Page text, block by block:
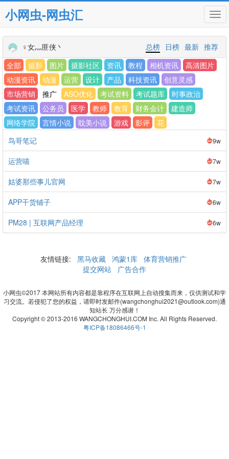
小网虫-网虫汇
♀女灬匪侠丶 推荐
最新
日榜
总榜
全部
摄影 图片 摄影社区 资讯 教程 相机资讯
高清图片
动漫资讯
动漫 运营 设计 产品 科技资讯
创意灵感
市场营销
推广 ASO优化 考试资料 考试题库
时事政治
考试资讯
公务员 医学 教师 教育 财务会计
建造师
网络学院
言情小说 耽美小说 游戏 影评
花
鸟哥笔记
9w
运营喵 7w
姑婆那些事儿官网 7w
APP干货铺子 6w
PM28 | 互联网产品经理 6w
友情链接: 黑马收藏 鸿蒙1库 体育营销推广
提交网站
广告合作
小网虫©2017 本网站所有内容都是靠程序在互联网上自动搜集而来，仅供测试和学
习交流。若侵犯了您的权益，请即时发邮件(wangchonghui2021@outlook.com)通
知站长 万分感谢！
Copyright © 2013-2016 WANGCHONGHUI.COM Inc. All Rights Reserved.
粤ICP备18086466号-1